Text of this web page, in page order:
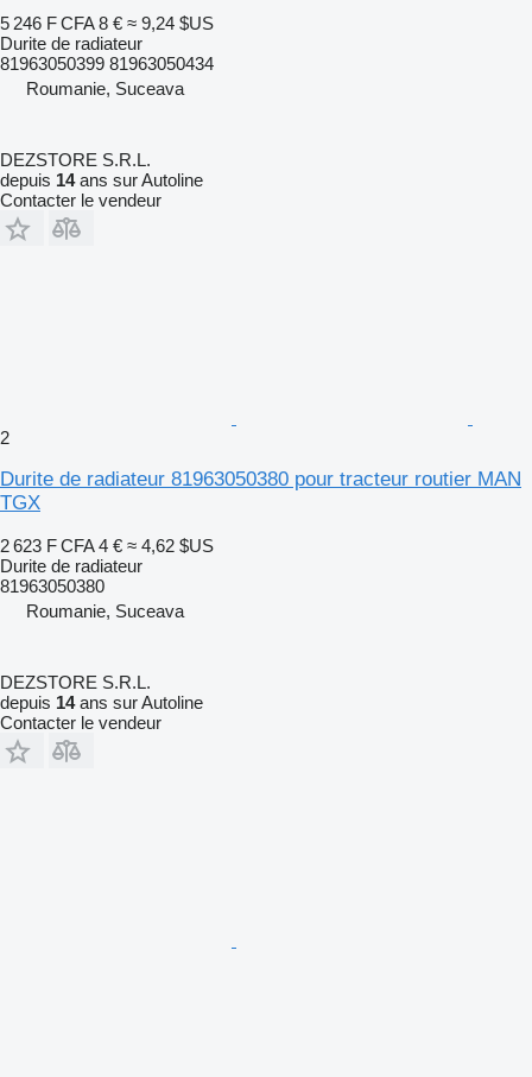
5 246 F CFA 8 € ≈ 9,24 $US
Durite de radiateur
81963050399 81963050434
Roumanie, Suceava
DEZSTORE S.R.L.
depuis 14ans sur Autoline
Contacter le vendeur
2
Durite de radiateur 81963050380 pour tracteur routier MAN
TGX
2 623 F CFA 4 € ≈ 4,62 $US
Durite de radiateur
81963050380
Roumanie, Suceava
DEZSTORE S.R.L.
depuis 14ans sur Autoline
Contacter le vendeur